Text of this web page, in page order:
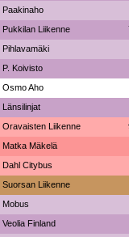
Paakinaho
Pukkilan Liikenne
Pihlavamäki
P. Koivisto
Osmo Aho
Länsilinjat
Oravaisten Liikenne
Matka Mäkelä
Dahl Citybus
Suorsan Liikenne
Mobus
Veolia Finland